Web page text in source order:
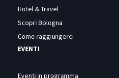
Hotel & Travel
Scopri Bologna
Come raggiungerci
EVENTI
Eventi in programma